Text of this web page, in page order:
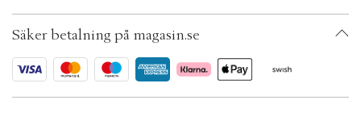
v
a
i
ID: BRCS31-0008
Säker betalning på magasin.se